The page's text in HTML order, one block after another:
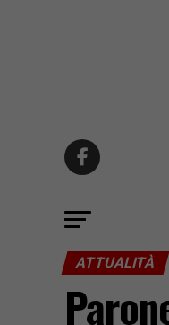
ATTUALITÀ